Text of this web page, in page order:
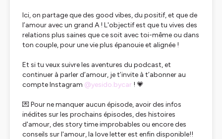
Ici, on partage que des good vibes, du positif, et que de
l’amour avec un grand A ! L'objectif est que tu vives des
relations plus saines que ce soit avec toi-même ou dans
ton couple, pour une vie plus épanouie et alignée !
Et si tu veux suivre les aventures du podcast, et
continuer à parler d’amour, je t’invite à t’abonner au
compte Instagram @‌yesido.bycar ! 💗
💌 Pour ne manquer aucun épisode, avoir des infos
inédites sur les prochains épisodes, des histoires
d'amour, des story time improbables ou encore des
conseils sur l'amour, la love letter est enfin disponible!!